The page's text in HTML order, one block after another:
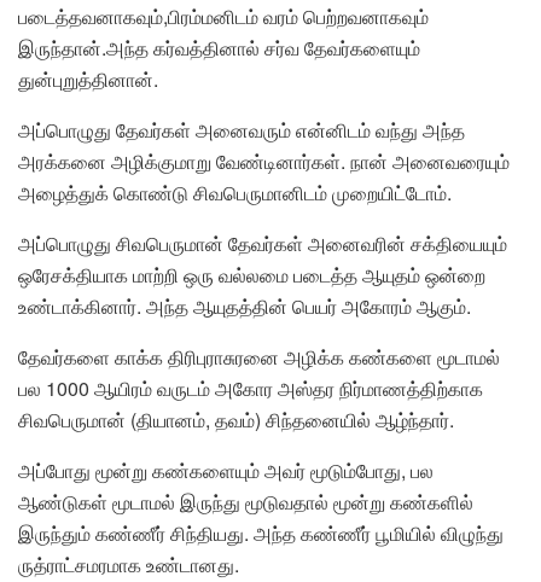
படைத்தவனாகவும்,பிரம்மனிடம் வரம் பெற்றவனாகவும்
இருந்தான்.அந்த கர்வத்தினால் சர்வ தேவர்களையும்
துன்புறுத்தினான்.
அப்பொழுது தேவர்கள் அனைவரும் என்னிடம் வந்து அந்த
அரக்கனை அழிக்குமாறு வேண்டினார்கள். நான் அனைவரையும்
அழைத்துக் கொண்டு சிவபெருமானிடம் முறையிட்டோம்.
அப்பொழுது சிவபெருமான் தேவர்கள் அனைவரின் சக்தியையும்
ஒரேசக்தியாக மாற்றி ஒரு வல்லமை படைத்த ஆயுதம் ஒன்றை
உண்டாக்கினார். அந்த ஆயுதத்தின் பெயர் அகோரம் ஆகும்.
தேவர்களை காக்க திரிபுராசுரனை அழிக்க கண்களை மூடாமல்
பல 1000 ஆயிரம் வருடம் அகோர அஸ்தர நிர்மாணத்திற்காக
சிவபெருமான் (தியானம், தவம்) சிந்தனையில் ஆழ்ந்தார்.
அப்போது மூன்று கண்களையும் அவர் மூடும்போது, பல
ஆண்டுகள் மூடாமல் இருந்து மூடுவதால் மூன்று கண்களில்
இருந்தும் கண்ணீர் சிந்தியது. அந்த கண்ணீர் பூமியில் விழுந்து
ருத்ராட்சமரமாக உண்டானது.